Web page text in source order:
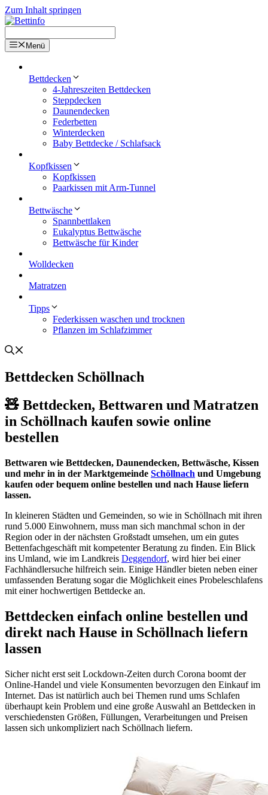
Zum Inhalt springen
Menü
Bettdecken
4-Jahreszeiten Bettdecken
Steppdecken
Daunendecken
Federbetten
Winterdecken
Baby Bettdecke / Schlafsack
Kopfkissen
Kopfkissen
Paarkissen mit Arm-Tunnel
Bettwäsche
Spannbettlaken
Eukalyptus Bettwäsche
Bettwäsche für Kinder
Wolldecken
Matratzen
Tipps
Federkissen waschen und trocknen
Pflanzen im Schlafzimmer
Bettdecken Schöllnach
🧸 Bettdecken, Bettwaren und Matratzen
in Schöllnach kaufen sowie online
bestellen
Bettwaren wie Bettdecken, Daunendecken, Bettwäsche, Kissen
und mehr in in der Marktgemeinde Schöllnach und Umgebung
kaufen oder bequem online bestellen und nach Hause liefern
lassen.
In kleineren Städten und Gemeinden, so wie in Schöllnach mit ihren
rund 5.000 Einwohnern, muss man sich manchmal schon in der
Region oder in der nächsten Großstadt umsehen, um ein gutes
Bettenfachgeschäft mit kompetenter Beratung zu finden. Ein Blick
ins Umland, wie im Landkreis Deggendorf, wird hier bei einer
Fachhändlersuche hilfreich sein. Einige Händler bieten neben einer
umfassenden Beratung sogar die Möglichkeit eines Probeleschlafens
mit einer hochwertigen Bettdecke an.
Bettdecken einfach online bestellen und
direkt nach Hause in Schöllnach liefern
lassen
Sicher nicht erst seit Lockdown-Zeiten durch Corona boomt der
Online-Handel und viele Konsumenten bevorzugen den Einkauf im
Internet. Das ist natürlich auch bei Themen rund ums Schlafen
überhaupt kein Problem und eine große Auswahl an Bettdecken in
verschiedensten Größen, Füllungen, Verarbeitungen und Preisen
lassen sich unkompliziert nach Schöllnach liefern.